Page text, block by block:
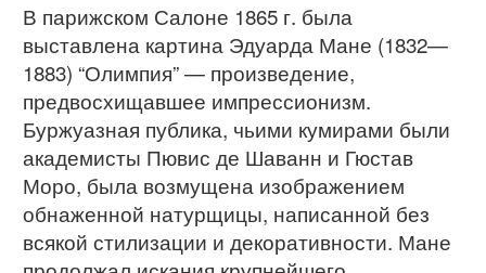
В парижском Салоне 1865 г. была
выставлена картина Эдуарда Мане (1832—
1883) “Олимпия” — произведение,
предвосхищавшее импрессионизм.
Буржуазная публика, чьими кумирами были
академисты Пювис де Шаванн и Гюстав
Моро, была возмущена изображением
обнаженной натурщицы, написанной без
всякой стилизации и декоративности. Мане